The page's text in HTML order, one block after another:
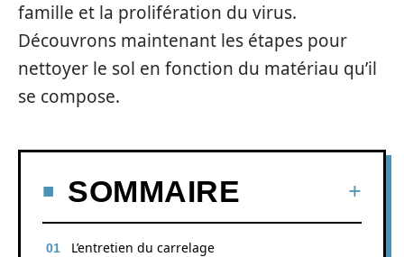
famille et la prolifération du virus.
Découvrons maintenant les étapes pour
nettoyer le sol en fonction du matériau qu’il
se compose.
SOMMAIRE
L’entretien du carrelage